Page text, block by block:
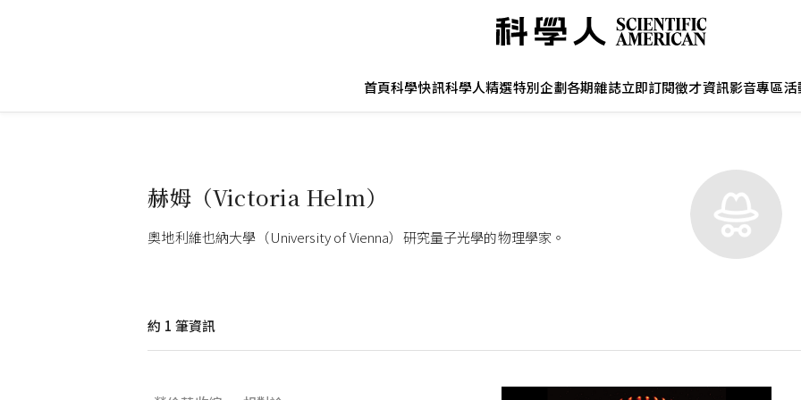
首頁科學快訊科學人精選特別企劃各期雜誌立即訂閱徵才資訊影音專區活
赫姆（Victoria Helm）
奧地利維也納大學（University of Vienna）研究量子光學的物理學家。
約 1 筆資訊